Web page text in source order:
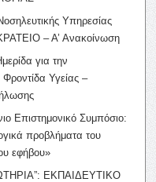
Υπηρεσίας
– Α’ Ανακοίνωση
για την
Υγείας –
Επιστημονικό Συμπόσιο:
προβλήματα του
εφήβου»
ΕΚΠΑΙΔΕΥΤΙΚΟ